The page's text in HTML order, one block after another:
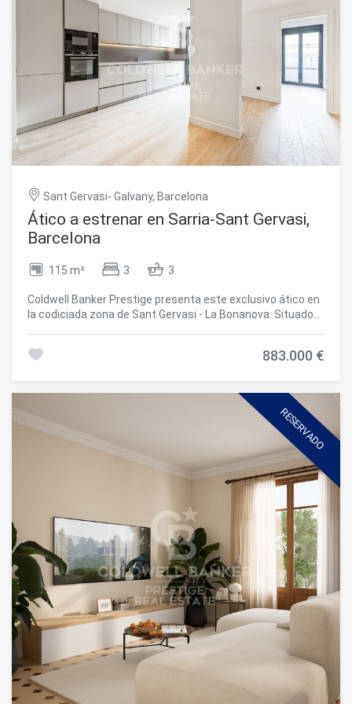
impuestos ni gastos derivados de la compraventa que,
conforme a la normativa vigente, corresponden al
comprador (ITP o, en su caso, IVA y AJD), así como
aranceles notariales y registrales. La información
publicada, incluidas las superficies, tiene carácter
meramente orientativo y no contractual. La oferta puede
estar sujeta a cambios de precio o retirada del mercado
sin previo aviso. Los honorarios de intermediación
inmobiliaria se aplicarán según el encargo de
comercialización suscrito. Se facilitará a toda persona
interesada información detallada antes de la entrega de
cualquier cantidad a cuenta, conforme a la normativa
Sant Gervasi- Galvany, Barcelona
Ático a estrenar en Sarria-Sant Gervasi,
Barcelona
115 m² 3 3
Coldwell Banker Prestige presenta este exclusivo ático en
la codiciada zona de Sant Gervasi - La Bonanova. Situado
confort en un entorno tranquilo y bien comunicado. La
comedor, con cocina integrada, se abre a una encantadora
terraza de 12 m² que permite disfrutar de la vida al aire
libre sin perder la privacidad del hogar. Dispone de tres
dormitorios, uno de ellos en suite, además de dos baños
completos y un aseo de cortesía. La reforma ha
conservado los detalles originales de la finca, como las
molduras y la personalidad de los espacios, al mismo
tiempo que incorpora acabados modernos: carpintería de
aluminio de alta gama, armarios empotrados a medida,
puertas con cierre imantado y climatización por
conductos en toda la vivienda. Se trata de una propiedad
exterior, luminosa y funcional, pensada para quienes
buscan un hogar sofisticado y confortable en una de las
mejores zonas residenciales de Barcelona. El precio de
venta no incluye impuestos ni gastos derivados de la
compraventa que, conforme a la normativa vigente,
corresponden al comprador: (i) en viviendas de segunda
mano, el Impuesto sobre Transmisiones Patrimoniales
(ITP) según tipo aplicable en la Comunidad Autónoma; (ii)
en viviendas de obra nueva, el IVA y el Impuesto sobre
883.000 €
RESERVADO